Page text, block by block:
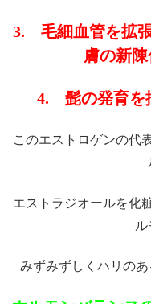
3. 毛細血管を拡
膚の新
4. 髭の発育を
このエストロゲンの代
エストラジオールを化
ル
みずみずしくハリの